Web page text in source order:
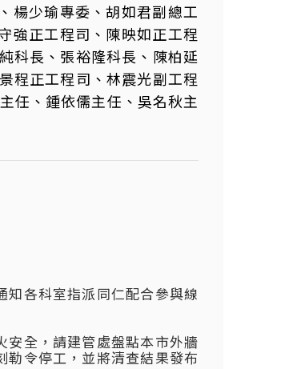
楊少瑜專委、胡如君副總工
強正工程司、陳映如正工程
科長、張裕隆科長、陳柏延
程正工程司、林震光副工程
任、鍾依儒主任、吳名秋主
知各科室指派同仁配合參與線
安全，請建管處盤點本市外牆
令停工，並將清查結果發布